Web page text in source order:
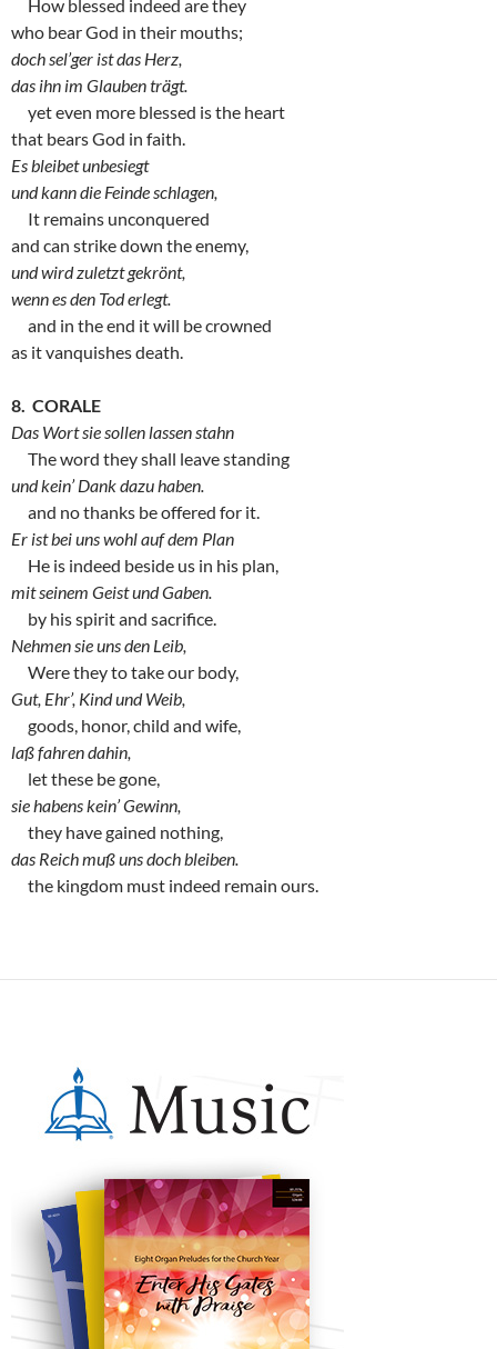
How blessed indeed are they
who bear God in their mouths;
doch sel’ger ist das Herz,
das ihn im Glauben trägt.
yet even more blessed is the heart
that bears God in faith.
Es bleibet unbesiegt
und kann die Feinde schlagen,
It remains unconquered
and can strike down the enemy,
und wird zuletzt gekrönt,
wenn es den Tod erlegt.
and in the end it will be crowned
as it vanquishes death.
8. CORALE
Das Wort sie sollen lassen stahn
The word they shall leave standing
und kein’ Dank dazu haben.
and no thanks be offered for it.
Er ist bei uns wohl auf dem Plan
He is indeed beside us in his plan,
mit seinem Geist und Gaben.
by his spirit and sacrifice.
Nehmen sie uns den Leib,
Were they to take our body,
Gut, Ehr’, Kind und Weib,
goods, honor, child and wife,
laß fahren dahin,
let these be gone,
sie habens kein’ Gewinn,
they have gained nothing,
das Reich muß uns doch bleiben.
the kingdom must indeed remain ours.